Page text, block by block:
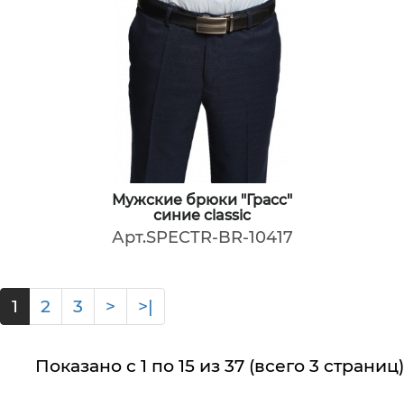
Мужские брюки "Грасс"
синие classic
Арт.SPECTR-BR-10417
1 2 3 > >|
Показано с 1 по 15 из 37 (всего 3 страниц)